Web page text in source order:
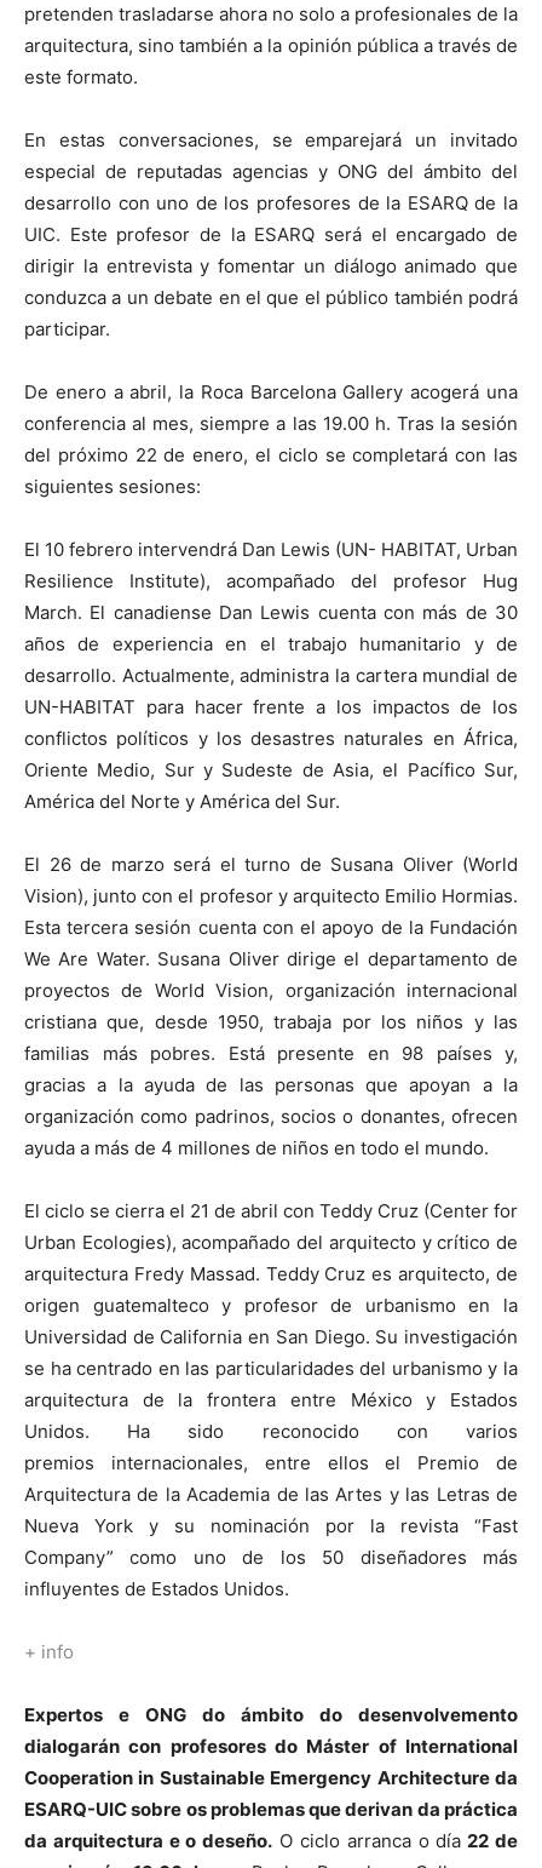
pretenden trasladarse ahora no solo a profesionales de la
arquitectura, sino también a la opinión pública a través de
este formato.
En estas conversaciones, se emparejará un invitado
especial de reputadas agencias y ONG del ámbito del
desarrollo con uno de los profesores de la ESARQ de la
UIC. Este profesor de la ESARQ será el encargado de
dirigir la entrevista y fomentar un diálogo animado que
conduzca a un debate en el que el público también podrá
participar.
De enero a abril, la Roca Barcelona Gallery acogerá una
conferencia al mes, siempre a las 19.00 h. Tras la sesión
del próximo 22 de enero, el ciclo se completará con las
siguientes sesiones:
El 10 febrero intervendrá Dan Lewis (UN- HABITAT, Urban
Resilience Institute), acompañado del profesor Hug
March. El canadiense Dan Lewis cuenta con más de 30
años de experiencia en el trabajo humanitario y de
desarrollo. Actualmente, administra la cartera mundial de
UN-HABITAT para hacer frente a los impactos de los
conflictos políticos y los desastres naturales en África,
Oriente Medio, Sur y Sudeste de Asia, el Pacífico Sur,
América del Norte y América del Sur.
El 26 de marzo será el turno de Susana Oliver (World
Vision), junto con el profesor y arquitecto Emilio Hormias.
Esta tercera sesión cuenta con el apoyo de la Fundación
We Are Water. Susana Oliver dirige el departamento de
proyectos de World Vision, organización internacional
cristiana que, desde 1950, trabaja por los niños y las
familias más pobres. Está presente en 98 países y,
gracias a la ayuda de las personas que apoyan a la
organización como padrinos, socios o donantes, ofrecen
ayuda a más de 4 millones de niños en todo el mundo.
El ciclo se cierra el 21 de abril con Teddy Cruz (Center for
Urban Ecologies), acompañado del arquitecto y crítico de
arquitectura Fredy Massad. Teddy Cruz es arquitecto, de
origen guatemalteco y profesor de urbanismo en la
Universidad de California en San Diego. Su investigación
se ha centrado en las particularidades del urbanismo y la
arquitectura de la frontera entre México y Estados
Unidos. Ha sido reconocido con varios
premios internacionales, entre ellos el Premio de
Arquitectura de la Academia de las Artes y las Letras de
Nueva York y su nominación por la revista “Fast
Company” como uno de los 50 diseñadores más
influyentes de Estados Unidos.
+ info
Expertos e ONG do ámbito do desenvolvemento
dialogarán con profesores do Máster of International
Cooperation in Sustainable Emergency Architecture da
ESARQ-UIC sobre os problemas que derivan da práctica
da arquitectura e o deseño. O ciclo arranca o día 22 de